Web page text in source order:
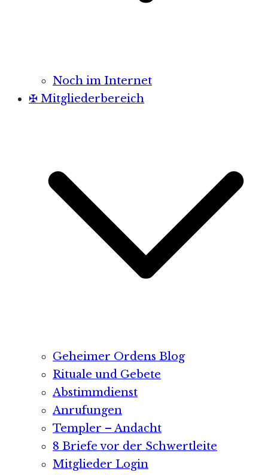
Noch im Internet
✠ Mitgliederbereich
Geheimer Ordens Blog
Rituale und Gebete
Abstimmdienst
Anrufungen
Templer – Andacht
8 Briefe vor der Schwertleite
Mitglieder Login